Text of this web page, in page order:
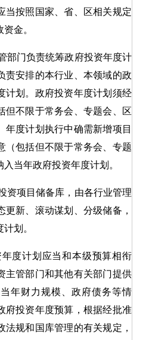
当按照国家、省、区相关规定
金。
部门负责统筹政府投资年度计
责安排的本行业、本领域的政
计划。政府投资年度计划须经
但不限于常务会、专题会、区
年度计划执行中确需新增项目
（包括但不限于常务会、专题
当年政府投资年度计划。
资项目储备库，由各行业管理
新、滚动谋划、分级储备，
划。
度计划应当和本级预算相衔
主管部门和其他有关部门提供
年财力规模、政府债务等情
府投资年度预算，根据经批准
法规和国库管理的有关规定，